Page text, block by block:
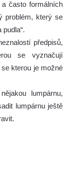
často formálních
problém, který se
předpisů,
se vyznačují
kterou je možné
lumpárnu,
lumpárnu ještě